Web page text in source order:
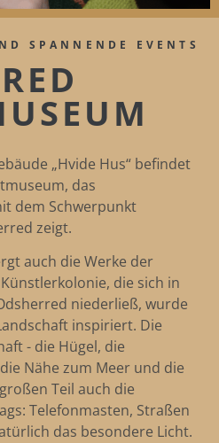
SPANNENDE EVENTS
„Hvide Hus“ befindet
das
dem Schwerpunkt
zeigt.
auch die Werke der
die sich in
niederließ, wurde
inspiriert. Die
- die Hügel, die
Nähe zum Meer und die
Teil auch die
Telefonmasten, Straßen
das besondere Licht.